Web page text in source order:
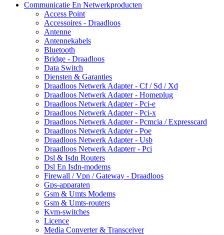
Communicatie En Netwerkproducten
Access Point
Accessoires - Draadloos
Antenne
Antennekabels
Bluetooth
Bridge - Draadloos
Data Switch
Diensten & Garanties
Draadloos Netwerk Adapter - Cf / Sd / Xd
Draadloos Netwerk Adapter - Homeplug
Draadloos Netwerk Adapter - Pci-e
Draadloos Netwerk Adapter - Pci-x
Draadloos Netwerk Adapter - Pcmcia / Expresscard
Draadloos Netwerk Adapter - Poe
Draadloos Netwerk Adapter - Usb
Draadloos Netwerk Adapterr - Pci
Dsl & Isdn Routers
Dsl En Isdn-modems
Firewall / Vpn / Gateway - Draadloos
Gps-apparaten
Gsm & Umts Modems
Gsm & Umts-routers
Kvm-switches
Licence
Media Converter & Transceiver